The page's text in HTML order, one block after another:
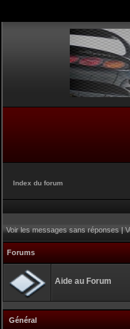
Index du forum
Voir les messages sans réponses|
Forums
Aide au Forum
Général